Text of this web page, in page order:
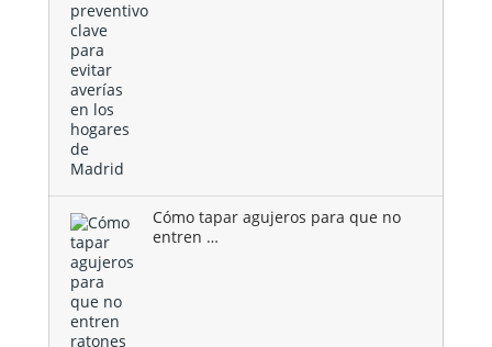
Cómo tapar agujeros para que no
entren …